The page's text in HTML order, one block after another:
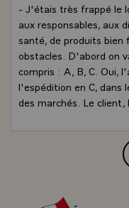
- J'étais très frappé le
aux responsables, aux
santé, de produits bien
obstacles. D'abord on
compris : A, B, C. Oui,
l'espédition en C, dans
des marchés. Le
- C'est un très bel
faire en France et
- Qu'espériez-vous il y